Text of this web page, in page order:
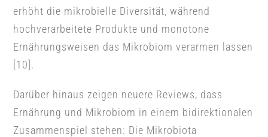
erhöht die mikrobielle Diversität, während
hochverarbeitete Produkte und monotone
Ernährungsweisen das Mikrobiom verarmen lassen
[10].
Darüber hinaus zeigen neuere Reviews, dass
Ernährung und Mikrobiom in einem bidirektionalen
Zusammenspiel stehen: Die Mikrobiota